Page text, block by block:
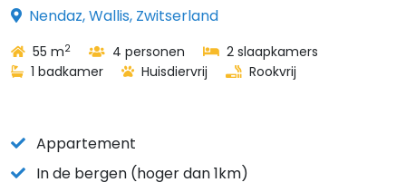
Nendaz, Wallis, Zwitserland
55 m2 4 personen
2 slaapkamers
1 badkamer
Huisdiervrij Rookvrij
Appartement
In de bergen (hoger dan 1km)